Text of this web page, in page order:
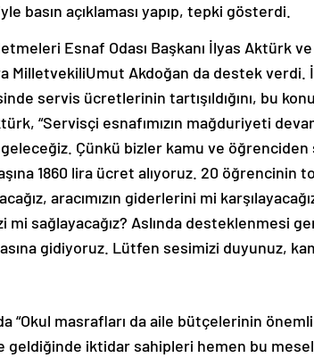
basın açıklaması yapıp, tepki gösterdi.
Esnaf Odası Başkanı İlyas Aktürk
MilletvekiliUmut Akdoğan da destek
servis ücretlerinin tartışıldığını, bu
“Servisçi esnafımızın mağduriyeti
Çünkü bizler kamu ve öğrenciden
1860 lira ücret alıyoruz. 20 öğrencinin
aracımızın giderlerini mi
mi sağlayacağız? Aslında desteklenmesi
gidiyoruz. Lütfen sesimizi duyunuz,
“Okul masrafları da aile bütçelerinin
geldiğinde iktidar sahipleri hemen bu